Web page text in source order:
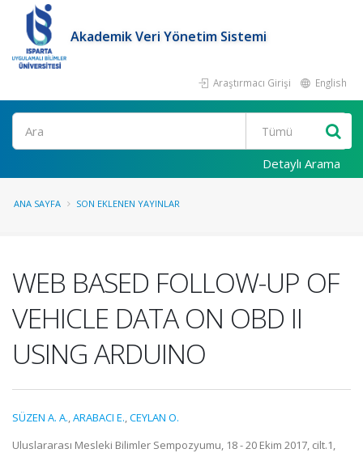
Akademik Veri Yönetim Sistemi
Araştırmacı Girişi English
Ara
Detaylı Arama
ANA SAYFA SON EKLENEN YAYINLAR
WEB BASED FOLLOW-UP OF
VEHICLE DATA ON OBD II
USING ARDUINO
SÜZEN A. A.,ARABACI E.,CEYLAN O.
Uluslararası Mesleki Bilimler Sempozyumu, 18 - 20 Ekim 2017, cilt.1,